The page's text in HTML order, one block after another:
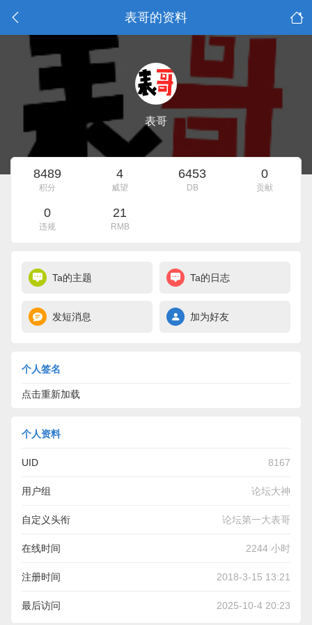
表哥的资料
表哥
8489
积分
4
威望
6453
DB
0
贡献
0
违规
21
RMB
Ta的主题 Ta的日志
发短消息 加为好友
个人签名
点击重新加载
个人资料
UID 8167
用户组 论坛大神
自定义头衔 论坛第一大表哥
在线时间 2244 小时
注册时间 2018-3-15 13:21
最后访问 2025-10-4 20:23